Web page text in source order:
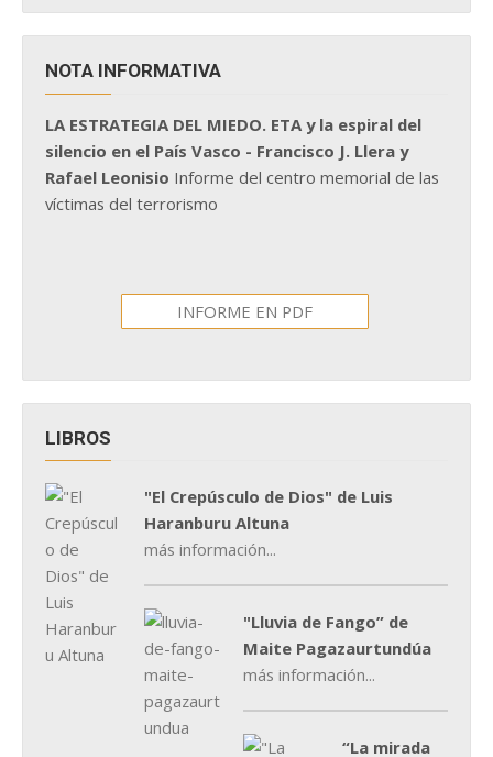
NOTA INFORMATIVA
LA ESTRATEGIA DEL MIEDO. ETA y la espiral del
silencio en el País Vasco - Francisco J. Llera y
Rafael Leonisio Informe del centro memorial de las
víctimas del terrorismo
INFORME EN PDF
LIBROS
"El Crepúsculo de Dios" de Luis
Haranburu Altuna
más información...
"Lluvia de Fango” de
Maite Pagazaurtundúa
más información...
“La mirada